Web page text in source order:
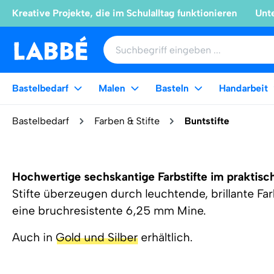
Kreative Projekte, die im Schulalltag funktionieren
Bastelbedarf Malen Basteln Handarbeit
Bastelbedarf Farben & Stifte Buntstifte
Hochwertige sechskantige Farbstifte im
Stifte überzeugen durch leuchtende, brillante
eine bruchresistente 6,25 mm Mine.
Auch in Gold und Silber erhältlich.